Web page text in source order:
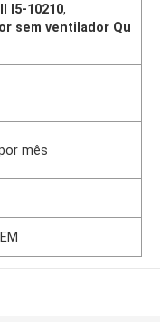
I5-10210,
sem ventilador Qu
mês